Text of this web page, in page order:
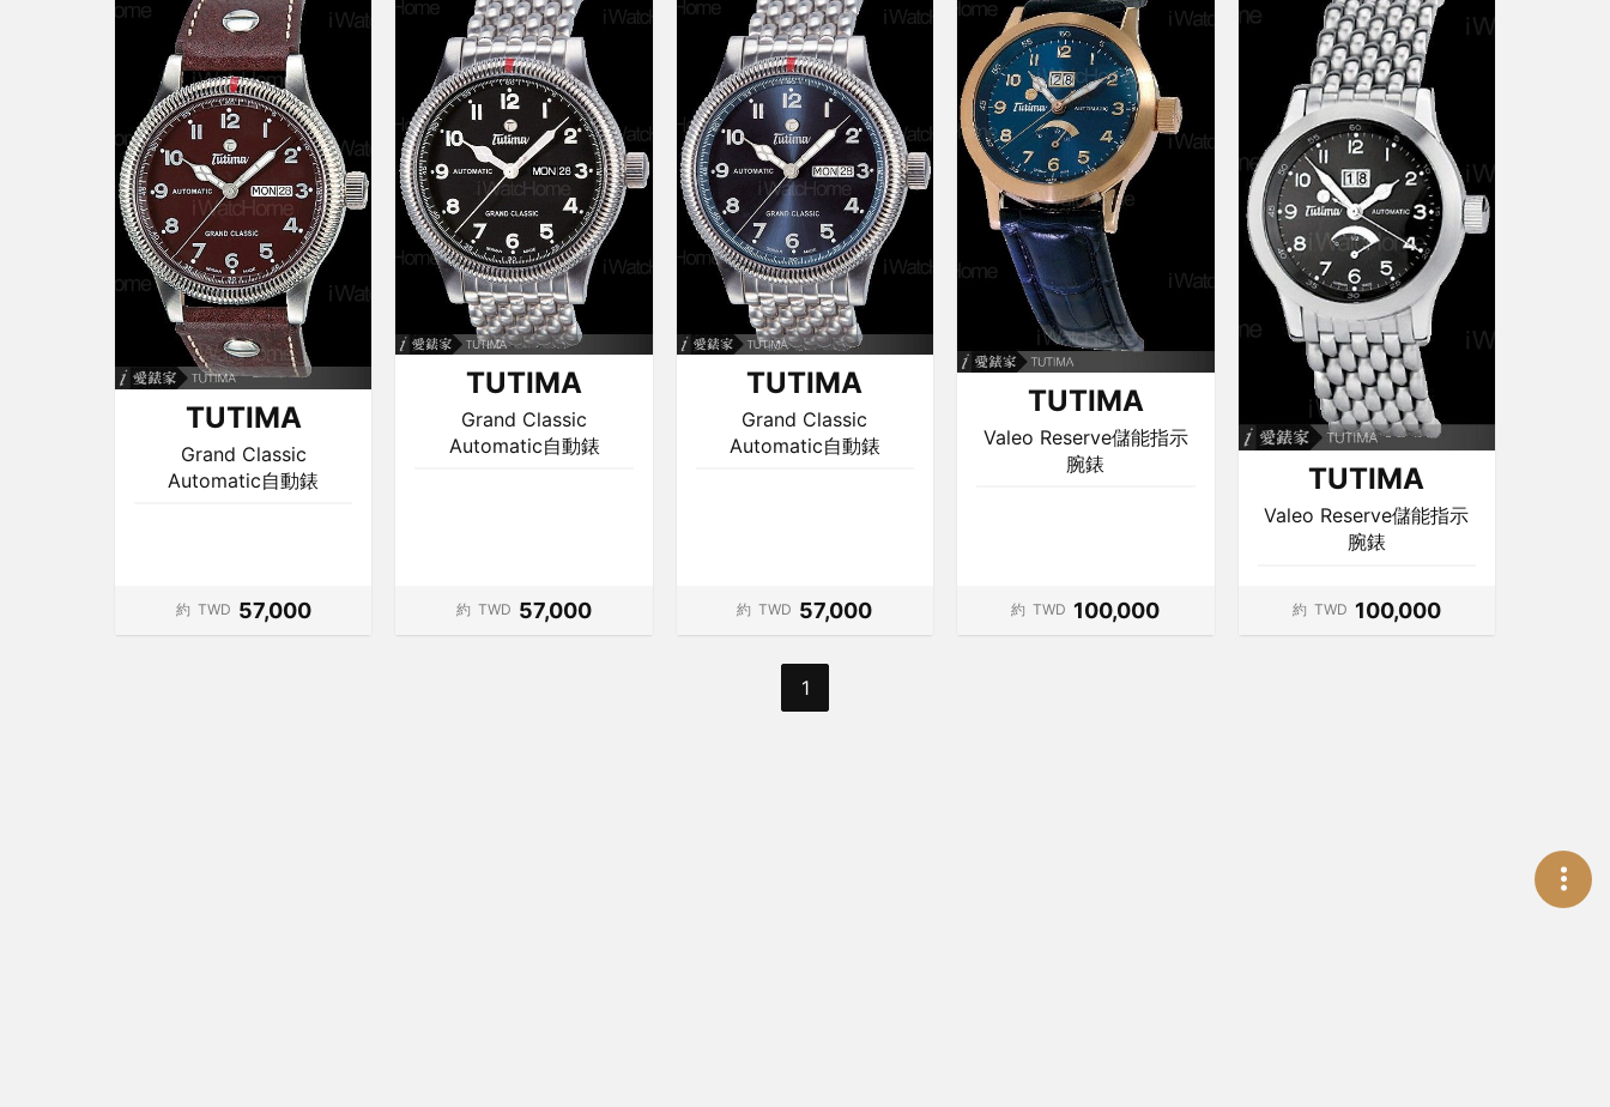
TUTIMA
Grand Classic
Automatic自動錶
約 TWD 57,000
TUTIMA
Grand Classic
Automatic自動錶
約 TWD 57,000
TUTIMA
Grand Classic
Automatic自動錶
約 TWD 57,000
TUTIMA
Valeo Reserve儲能指示
腕錶
約 TWD 100,000
TUTIMA
Valeo Reserve儲能指示
腕錶
約 TWD 100,000
1